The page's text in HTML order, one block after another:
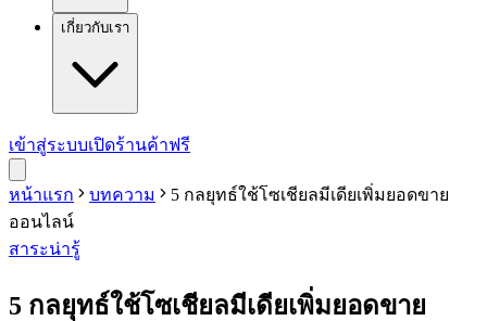
เกี่ยวกับเรา
เข้าสู่ระบบเปิดร้านค้าฟรี
หน้าแรก บทความ
5 กลยุทธ์ใช้โซเชียลมีเดียเพิ่มยอดขาย
ออนไลน์
สาระน่ารู้
5 กลยุทธ์ใช้โซเชียลมีเดียเพิ่มยอดขาย